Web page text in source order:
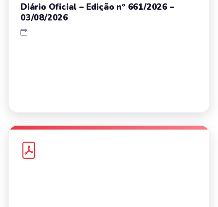
Diário Oficial – Edição nº 661/2026 –
03/08/2026